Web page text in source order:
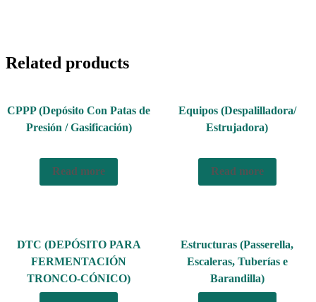
Related products
CPPP (Depósito Con Patas de
Presión / Gasificación)
Read more
Equipos (Despalilladora/
Estrujadora)
Read more
DTC (DEPÓSITO PARA
FERMENTACIÓN
TRONCO-CÓNICO)
Estructuras (Passerella,
Escaleras, Tuberías e
Barandilla)